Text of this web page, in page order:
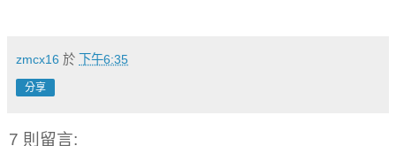
zmcx16 於 下午6:35
分享
7 則留言: